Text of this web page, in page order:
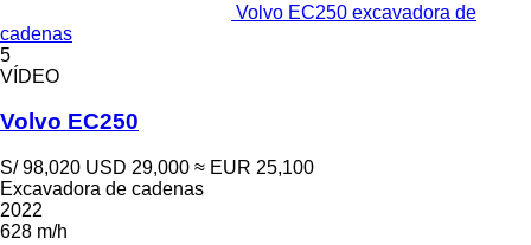
Volvo EC250 excavadora de
cadenas
5
VÍDEO
Volvo EC250
S/ 98,020 USD 29,000 ≈ EUR 25,100
Excavadora de cadenas
2022
628 m/h